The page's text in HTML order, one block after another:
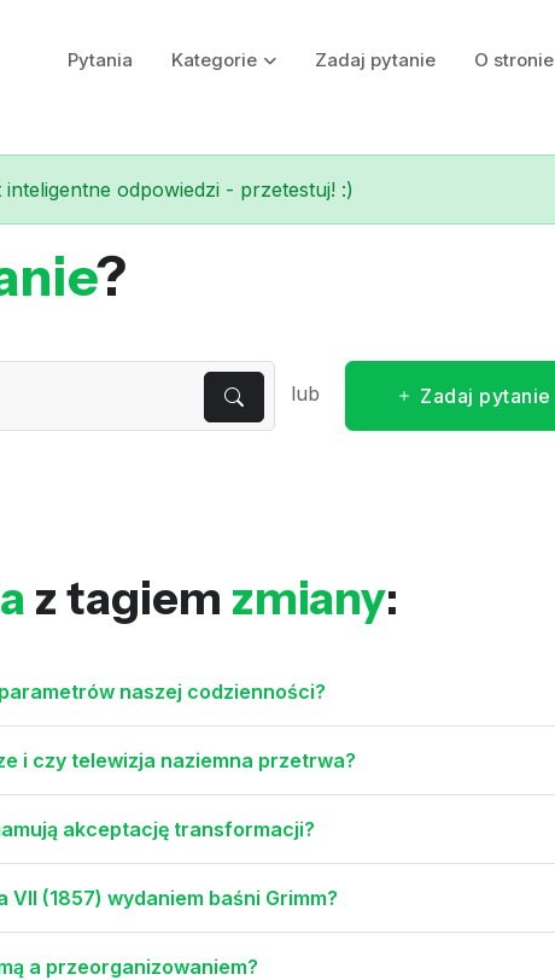
Pytania Kategorie Zadaj pytanie O stronie
odpowiedzi - przetestuj! :)
?
lub Zadaj pytanie
z tagiem zmiany:
naszej codzienności?
i czy telewizja naziemna przetrwa?
akceptację transformacji?
VII (1857) wydaniem baśni Grimm?
a przeorganizowaniem?